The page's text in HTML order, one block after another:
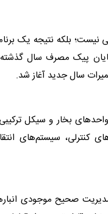
بلکه نتیجه یک
پایان پیک مصرف سال
سال جدید آغاز شد.
بخار و سیکل
کنترلی، سیستم‌های
صحیح موجودی